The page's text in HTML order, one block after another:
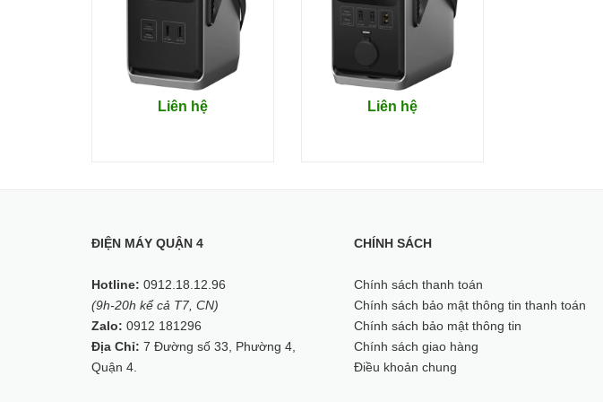
Sản phẩm còn có thể được ghép nối với nhau, tạo ra công suất lên đến 25kWh đủ
Liên hệ Liên hệ
ĐIỆN MÁY QUẬN 4
Hotline: 0912.18.12.96
(9h-20h kể cả T7, CN)
Zalo: 0912 181296
Địa Chỉ: 7 Đường số 33, Phường 4,
Quận 4.
CHÍNH SÁCH
Chính sách thanh toán
Chính sách bảo mật thông tin thanh toán
Chính sách bảo mật thông tin
Chính sách giao hàng
Điều khoản chung